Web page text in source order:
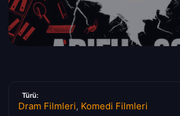
Türü:
Dram Filmleri, Komedi Filmleri